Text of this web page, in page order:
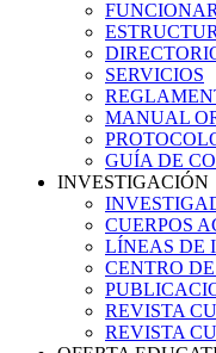
SERVICIOS
MANUAL
GUÍA DE
INVESTIGACIÓN
CUERPOS
LÍNEAS DE
CENTRO
REVISTA
REVISTA